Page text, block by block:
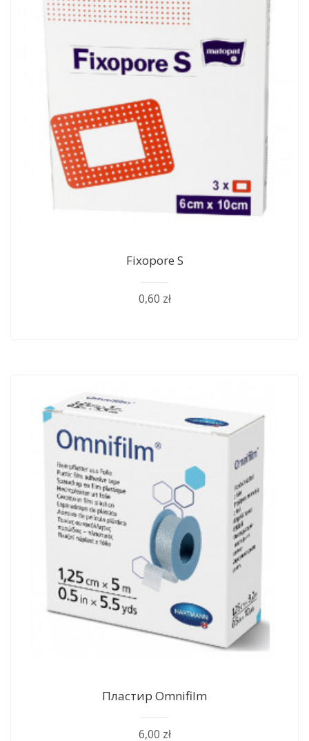
Fixopore S
0,60 zł
Пластир Оmnifilm
6,00 zł